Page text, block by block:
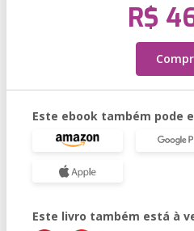
R$
Este ebook também pode
Este livro também está à